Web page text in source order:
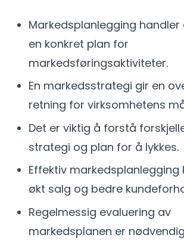
Markedsplanlegging
en konkret plan for
markedsføringsaktiviteter.
En markedsstrategi gir en
retning for virksomhetens
Det er viktig å forstå
strategi og plan for å lykkes.
Effektiv markedsplanlegging
økt salg og bedre
Regelmessig evaluering av
markedsplanen er